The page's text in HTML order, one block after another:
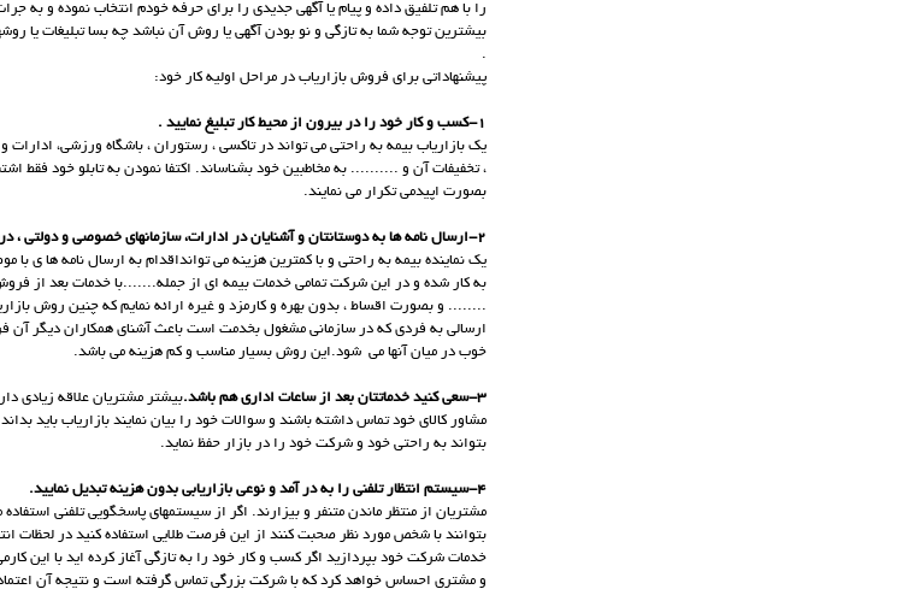
را با هم تلفیق داده و پیام یا آگهی جدیدی را برای حرفه خودم انتخاب نموده و به
بیشترین توجه شما به تازگی و نو بودن آگهی یا روش آن نباشد چه بسا تبلیغات یا
.
پیشنهاداتی برای فروش بازاریاب در مراحل اولیه کار خود:
1-کسب و کار خود را در بیرون از محیط کار تبلیغ نمایید .
یک بازاریاب بیمه به راحتی می تواند در تاکسی ، رستوران ، باشگاه ورزشی،
، تخفیفات آن و .......... به مخاطبین خود بشناساند. اکتفا نمودن به تابلو خود فقط
بصورت اپیدمی تکرار می نمایند.
2-ارسال نامه ها به دوستانتان و آشنایان در ادارات، سازمانهای خصوصی و دولتی ، درب منازل و دعوت آنها برای خرید کالای خود .
یک نماینده بیمه به راحتی و با کمترین هزینه می توانداقدام به ارسال نامه ها ی
ارسالی به فردی که در سازمانی مشغول بخدمت است باعث آشنای همکاران دیگر آن
خوب در میان آنها می شود.اين روش بسيار مناسب و كم هزينه مي باشد.
3-سعی کنید خدماتتان بعد از ساعات اداری هم باشد.
بیشتر مشتریان علاقه زیادی
مشاور کالای خود تماس داشته باشند و سوالات خود را بیان نمایند بازاریاب باید
بتواند به راحتی خود و شرکت خود را در بازار حفظ نماید.
4-سیستم انتظار تلفنی را به در آمد و نوعی بازاریابی بدون هزینه تبدیل نمایید.
مشتریان از منتظر ماندن متنفر و بیزارند. اگر از سیستمهای پاسخگویی تلفنی استفاده
بتوانند با شخص مورد نظر صحبت کنند از این فرصت طلایی استفاده کنید در لحظات
خدمات شرکت خود بپردازید اگر کسب و کار خود را به تازگی آغاز کرده اید با این
و مشتری احساس خواهد کرد که با شرکت بزرگی تماس گرفته است و نتیجه آن